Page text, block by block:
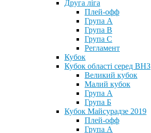
Друга ліга
Плей-офф
Група А
Група В
Група С
Регламент
Кубок
Кубок області серед ВНЗ
Великий кубок
Малий кубок
Група А
Група Б
Кубок Майсурадзе 2019
Плей-офф
Група А